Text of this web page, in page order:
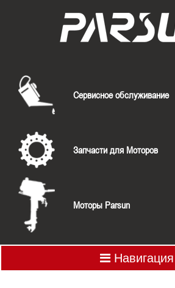
Сервисное обслуживание
Запчасти для Моторов
Моторы Parsun
Навигация